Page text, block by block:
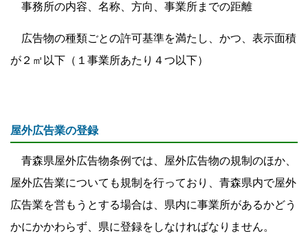
事務所の内容、名称、方向、事業所までの距離
広告物の種類ごとの許可基準を満たし、かつ、表示面積
が２㎡以下（１事業所あたり４つ以下）
屋外広告業の登録
青森県屋外広告物条例では、屋外広告物の規制のほか、
屋外広告業についても規制を行っており、青森県内で屋外
広告業を営もうとする場合は、県内に事業所があるかどう
かにかかわらず、県に登録をしなければなりません。